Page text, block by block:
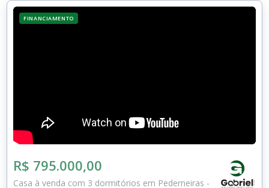
FINANCIAMENTO
R$ 795.000,00
Casa à venda com 3 dormitórios em Pederneiras -